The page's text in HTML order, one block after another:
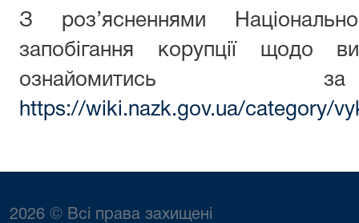
З роз’ясненнями
запобігання корупції щодо
ознайомитись
https://wiki.nazk.gov.ua/category/
2026 © Всі права захищені